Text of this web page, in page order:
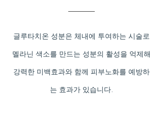
글루타치온 성분은 체내에 투여하는 시술로
멜라닌 색소를 만드는 성분의 활성을 억제해
강력한 미백효과와 함께 피부노화를 예방하
는 효과가 있습니다.